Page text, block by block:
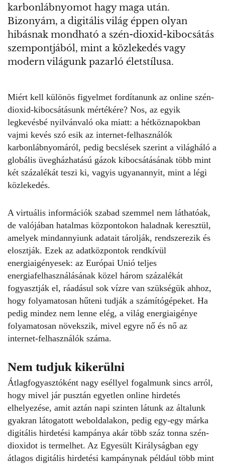
karbonlábnyomot hagy maga után.
Bizonyám, a digitális világ éppen olyan
hibásnak mondható a szén-dioxid-kibocsátás
szempontjából, mint a közlekedés vagy
modern világunk pazarló életstílusa.
Miért kell különös figyelmet fordítanunk az online szén-
dioxid-kibocsátásunk mértékére? Nos, az egyik
legkevésbé nyilvánvaló oka miatt: a hétköznapokban
vajmi kevés szó esik az internet-felhasználók
karbonlábnyomáról, pedig becslések szerint a világháló a
globális üvegházhatású gázok kibocsátásának több mint
két százalékát teszi ki, vagyis ugyanannyit, mint a légi
közlekedés.
A virtuális információk szabad szemmel nem láthatóak,
de valójában hatalmas központokon haladnak keresztül,
amelyek mindannyiunk adatait tárolják, rendszerezik és
elosztják. Ezek az adatközpontok rendkívül
energiaigényesek: az Európai Unió teljes
energiafelhasználásának közel három százalékát
fogyasztják el, ráadásul sok vízre van szükségük ahhoz,
hogy folyamatosan hűteni tudják a számítógépeket. Ha
pedig mindez nem lenne elég, a világ energiaigénye
folyamatosan növekszik, mivel egyre nő és nő az
internet-felhasználók száma.
Nem tudjuk kikerülni
Átlagfogyasztóként nagy eséllyel fogalmunk sincs arról,
hogy mivel jár pusztán egyetlen online hirdetés
elhelyezése, amit aztán napi szinten látunk az általunk
gyakran látogatott weboldalakon, pedig egy-egy márka
digitális hirdetési kampánya akár több száz tonna szén-
dioxidot is termelhet. Az Egyesült Királyságban egy
átlagos digitális hirdetési kampánynak például több mint